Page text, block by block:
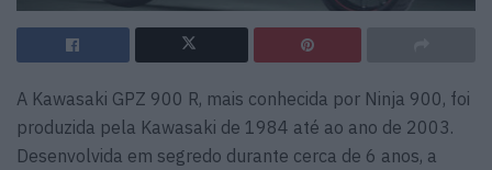
A Kawasaki GPZ 900 R, mais conhecida por Ninja 900, foi
produzida pela Kawasaki de 1984 até ao ano de 2003.
Desenvolvida em segredo durante cerca de 6 anos, a